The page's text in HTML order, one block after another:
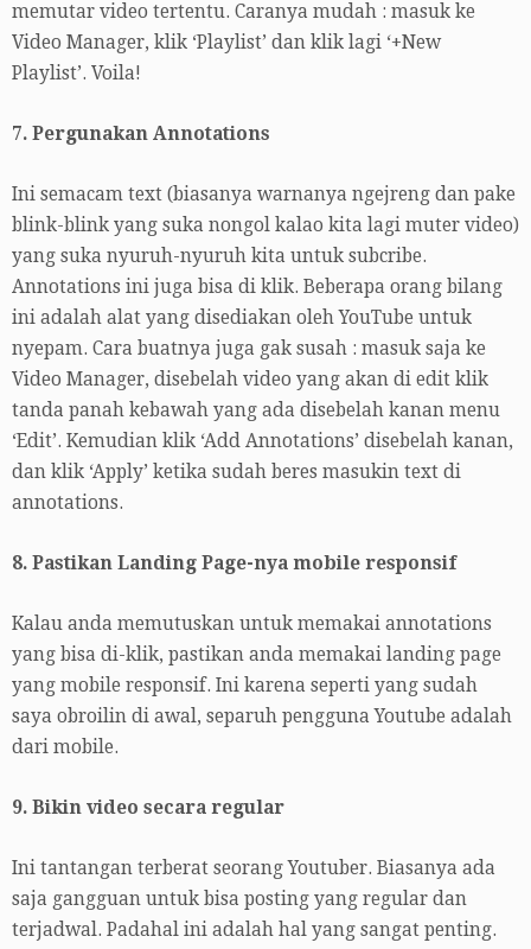
memutar video tertentu. Caranya mudah : masuk ke
Video Manager, klik ‘Playlist’ dan klik lagi ‘+New
Playlist’. Voila!
7. Pergunakan Annotations
Ini semacam text (biasanya warnanya ngejreng dan pake
blink-blink yang suka nongol kalao kita lagi muter video)
yang suka nyuruh-nyuruh kita untuk subcribe.
Annotations ini juga bisa di klik. Beberapa orang bilang
ini adalah alat yang disediakan oleh YouTube untuk
nyepam. Cara buatnya juga gak susah : masuk saja ke
Video Manager, disebelah video yang akan di edit klik
tanda panah kebawah yang ada disebelah kanan menu
‘Edit’. Kemudian klik ‘Add Annotations’ disebelah kanan,
dan klik ‘Apply’ ketika sudah beres masukin text di
annotations.
8. Pastikan Landing Page-nya mobile responsif
Kalau anda memutuskan untuk memakai annotations
yang bisa di-klik, pastikan anda memakai landing page
yang mobile responsif. Ini karena seperti yang sudah
saya obroilin di awal, separuh pengguna Youtube adalah
dari mobile.
9. Bikin video secara regular
Ini tantangan terberat seorang Youtuber. Biasanya ada
saja gangguan untuk bisa posting yang regular dan
terjadwal. Padahal ini adalah hal yang sangat penting.